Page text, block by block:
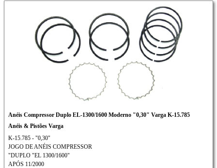
Anéis Compressor Duplo EL-1300/1600 Moderno "0,30" Varga K-15.785
Anéis & Pistões Varga
K-15.785 - "0,30"
JOGO DE ANÉIS COMPRESSOR
"DUPLO "EL 1300/1600"
APÓS 11/2000